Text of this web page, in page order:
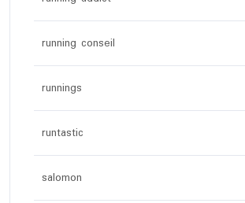
running conseil
runnings
runtastic
salomon